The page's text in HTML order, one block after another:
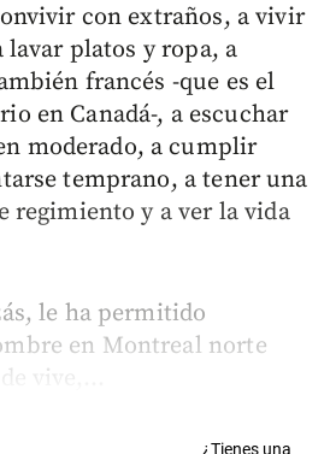
con extraños, a vivir
lavar platos y ropa, a
francés -que es el
en Canadá-, a escuchar
moderado, a cumplir
temprano, a tener una
regimiento y a ver la vida
le ha permitido
en Montreal norte
vive,...
¿Tienes una